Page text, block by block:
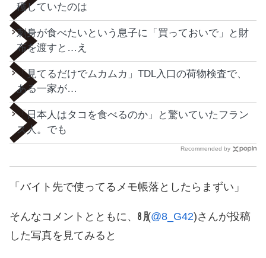
穫していたのは
刺身が食べたいという息子に「買っておいで」と財
布を渡すと…え
「見てるだけでムカムカ」TDL入口の荷物検査で、
ある一家が…
「日本人はタコを食べるのか」と驚いていたフラン
ス人。でも
Recommended by
「バイト先で使ってるメモ帳落としたらまずい」
そんなコメントとともに、 ㋇(@8_G42)さんが投稿
した写真を見てみると